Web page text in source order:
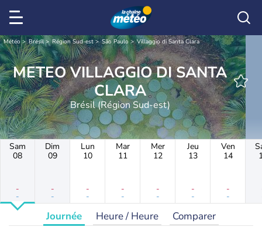
Météo Brésil Région Sud-est São Paulo Villaggio di Santa Clara
METEO VILLAGGIO DI SANTA
CLARA
Brésil (Région Sud-est)
Sam
08
-
-
Dim
09
-
-
Lun
10
-
-
Mar
11
-
-
Mer
12
-
-
Jeu
13
-
-
Ven
14
-
-
Journée Heure / Heure Comparer